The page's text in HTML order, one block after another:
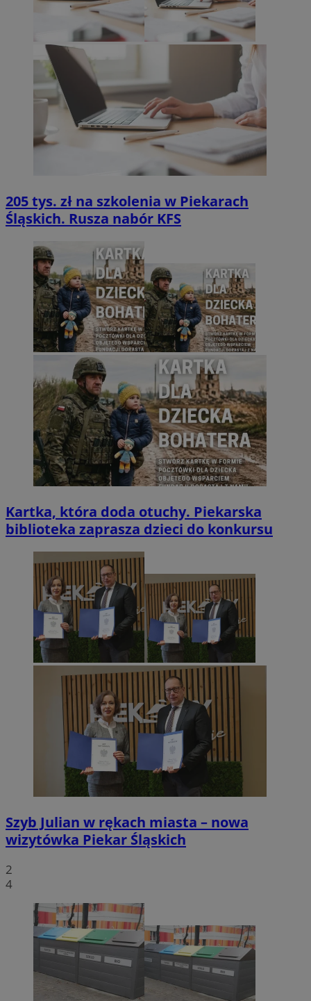
205 tys. zł na szkolenia w Piekarach
Śląskich. Rusza nabór KFS
Kartka, która doda otuchy. Piekarska
biblioteka zaprasza dzieci do konkursu
Szyb Julian w rękach miasta – nowa
wizytówka Piekar Śląskich
2
4